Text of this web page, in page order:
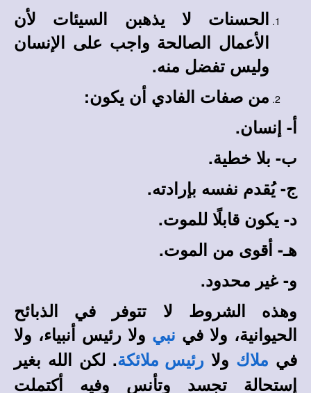
الحسنات لا يذهبن السيئات لأن
الأعمال الصالحة واجب على الإنسان
وليس تفضل منه.
من صفات الفادي أن يكون:
أ- إنسان.
ب- بلا خطية.
ج- يُقدم نفسه بإرادته.
د- يكون قابلًا للموت.
هـ- أقوى من الموت.
و- غير محدود.
وهذه الشروط لا تتوفر في الذبائح
الحيوانية، ولا في نبي ولا رئيس أنبياء، ولا
في ملاك ولا رئيس ملائكة. لكن الله بغير
إستحالة تجسد وتأنس وفيه أكتملت